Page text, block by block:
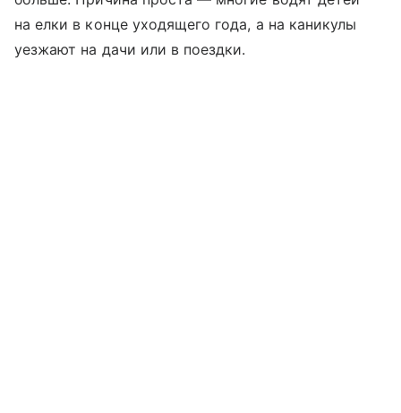
на елки в конце уходящего года, а на каникулы
уезжают на дачи или в поездки.